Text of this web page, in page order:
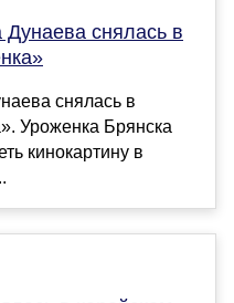
Дунаева снялась в
снялась в
Уроженка Брянска
кинокартину в